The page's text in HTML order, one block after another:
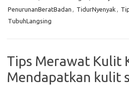
PenurunanBeratBadan , TidurNyenyak ,
TubuhLangsing
Tips Merawat Kulit
Mendapatkan kulit